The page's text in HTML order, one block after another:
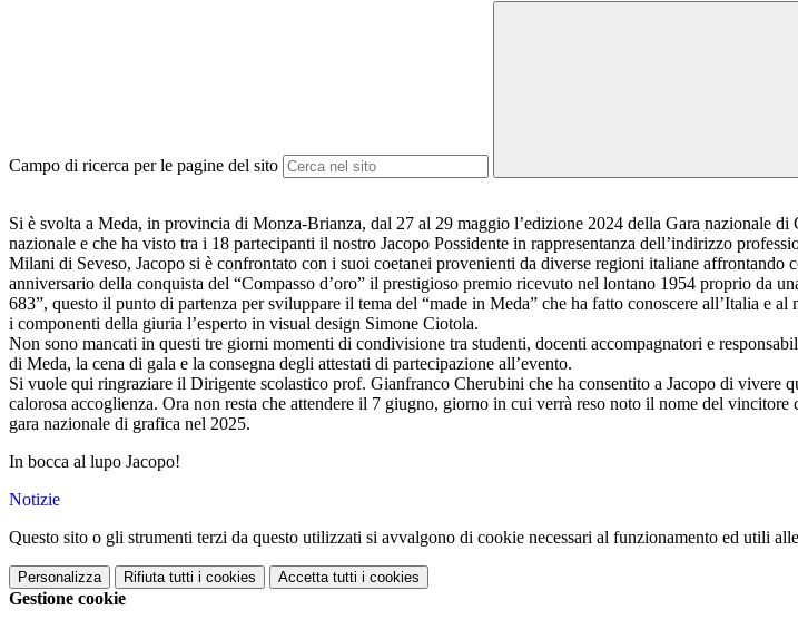
Campo di ricerca per le pagine del sito
Si è svolta a Meda, in provincia di Monza-Brianza, dal 27 al 29 maggio l’edizione 2024 della Gara
nazionale e che ha visto tra i 18 partecipanti il nostro Jacopo Possidente in rappresentanza dell’indirizzo
Milani di Seveso, Jacopo si è confrontato con i suoi coetanei provenienti da diverse regioni italiane
anniversario della conquista del “Compasso d’oro” il prestigioso premio ricevuto nel lontano 1954 proprio da
683”, questo il punto di partenza per sviluppare il tema del “made in Meda” che ha fatto conoscere all’Italia e
i componenti della giuria l’esperto in visual design Simone Ciotola.
Non sono mancati in questi tre giorni momenti di condivisione tra studenti, docenti accompagnatori e
di Meda, la cena di gala e la consegna degli attestati di partecipazione all’evento.
Si vuole qui ringraziare il Dirigente scolastico prof. Gianfranco Cherubini che ha consentito a Jacopo di vivere
calorosa accoglienza. Ora non resta che attendere il 7 giugno, giorno in cui verrà reso noto il nome del
gara nazionale di grafica nel 2025.
In bocca al lupo Jacopo!
Notizie
Questo sito o gli strumenti terzi da questo utilizzati si avvalgono di cookie necessari al funzionamento ed utili
Personalizza Rifiuta tutti i cookies Accetta tutti i cookies
Gestione cookie